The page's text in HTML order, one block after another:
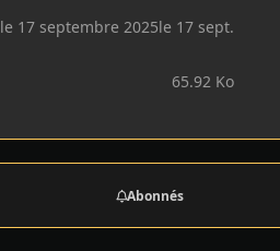
le 17 septembre 2025le 17 sept.
65.92 Ko
Abonnés